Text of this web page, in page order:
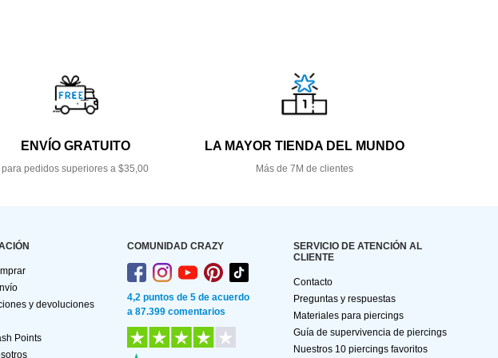
ENVÍO GRATUITO
para pedidos superiores a $35,00
LA MAYOR TIENDA DEL MUNDO
Más de 7M de clientes
y devoluciones
Points
COMUNIDAD CRAZY
4,2 puntos de 5 de acuerdo
a 87.399 comentarios
SERVICIO DE ATENCIÓN AL
CLIENTE
Contacto
Preguntas y respuestas
Materiales para piercings
Guía de supervivencia de piercings
Nuestros 10 piercings favoritos